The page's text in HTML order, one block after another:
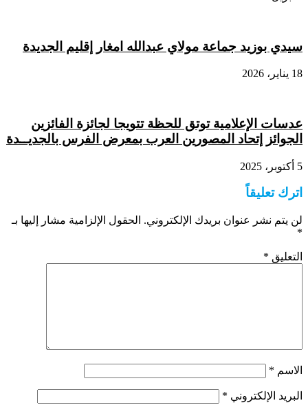
سيدي بوزيد جماعة مولاي عبدالله امغار إقليم الجديدة
18 يناير، 2026
عدسات الإعلامية توتق للحظة تتويجا لجائزة الفائزين
الجوائز إتحاد المصورين العرب بمعرض الفرس بالجديــدة
5 أكتوبر، 2025
اترك تعليقاً
لن يتم نشر عنوان بريدك الإلكتروني. الحقول الإلزامية مشار إليها بـ
*
التعليق *
الاسم *
البريد الإلكتروني *